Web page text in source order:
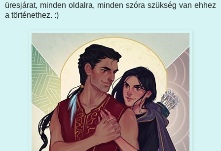
üresjárat, minden oldalra, minden szóra szükség van ehhez
a történethez. :)